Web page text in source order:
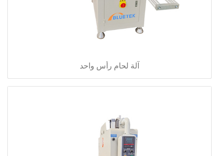
آلة لحام رأس واحد